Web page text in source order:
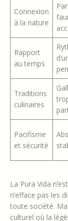
Connexion
à la nature
Rapport
au temps
Traditions
culinaires
Pacifisme
et sécurité
La Pura Vida
n’efface pas les
toute société.
culturel où la